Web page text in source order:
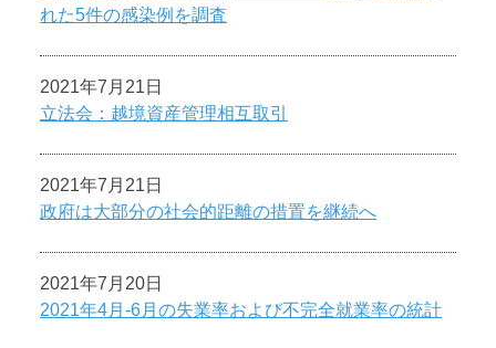
れた5件の感染例を調査
2021年7月21日
立法会：越境資産管理相互取引
2021年7月21日
政府は大部分の社会的距離の措置を継続へ
2021年7月20日
2021年4月-6月の失業率および不完全就業率の統計